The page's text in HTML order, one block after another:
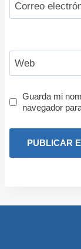
Correo
Web
Guarda mi
navegador